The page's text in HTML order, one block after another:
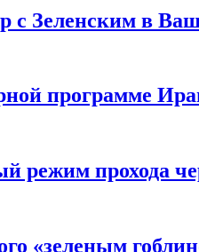
с Зеленским в
программе
режим прохода
«зеленым